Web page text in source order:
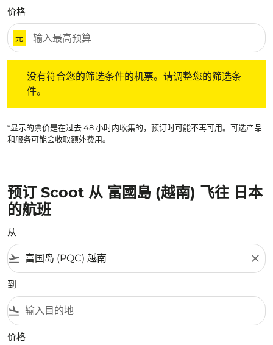
价格
元
没有符合您的筛选条件的机票。请调整您的筛选条
件。
*显示的票价是在过去 48 小时内收集的，预订时可能不再可用。可选产品
和服务可能会收取额外费用。
预订 Scoot 从 富國島 (越南) 飞往 日本
的航班
从
flight_takeoff close
到
flight_land
价格